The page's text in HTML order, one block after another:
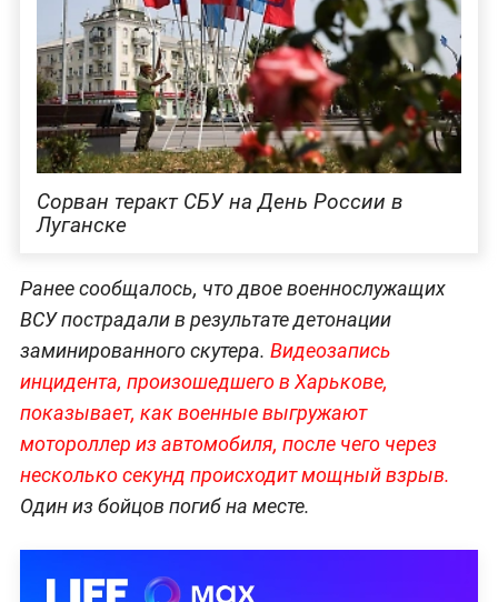
Сорван теракт СБУ на День России в
Луганске
Ранее сообщалось, что двое военнослужащих
ВСУ пострадали в результате детонации
заминированного скутера. Видеозапись
инцидента, произошедшего в Харькове,
показывает, как военные выгружают
мотороллер из автомобиля, после чего через
несколько секунд происходит мощный взрыв.
Один из бойцов погиб на месте.